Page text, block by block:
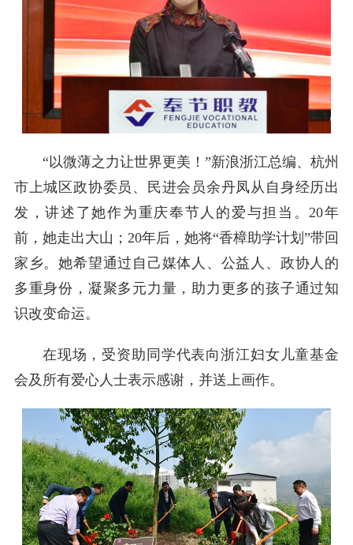
“以微薄之力让世界更美！”新浪浙江总编、杭州
市上城区政协委员、民进会员余丹凤从自身经历出
发，讲述了她作为重庆奉节人的爱与担当。20年
前，她走出大山；20年后，她将“香樟助学计划”带回
家乡。她希望通过自己媒体人、公益人、政协人的
多重身份，凝聚多元力量，助力更多的孩子通过知
识改变命运。
在现场，受资助同学代表向浙江妇女儿童基金
会及所有爱心人士表示感谢，并送上画作。